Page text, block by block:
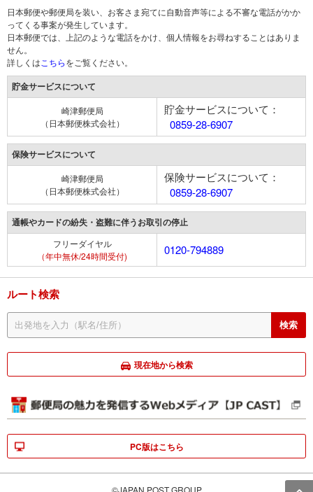
日本郵便や郵便局を装い、お客さま宛てに自動音声等による不審な電話がかか
ってくる事案が発生しています。
日本郵便では、上記のような電話をかけ、個人情報をお尋ねすることはありま
せん。
詳しくは こちらをご覧ください。
貯金サービスについて
崎津郵便局
（日本郵便株式会社）
貯金サービスについて：
0859-28-6907
保険サービスについて
崎津郵便局
（日本郵便株式会社）
保険サービスについて：
0859-28-6907
通帳やカードの紛失・盗難に伴うお取引の停止
フリーダイヤル
（年中無休/24時間受付)
0120-794889
ルート検索
現在地から検索
PC版はこちら